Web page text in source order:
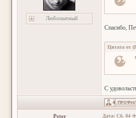
Любопытный
Спасибо,
Цитата от (
С
Peter Дата: Сб, 04